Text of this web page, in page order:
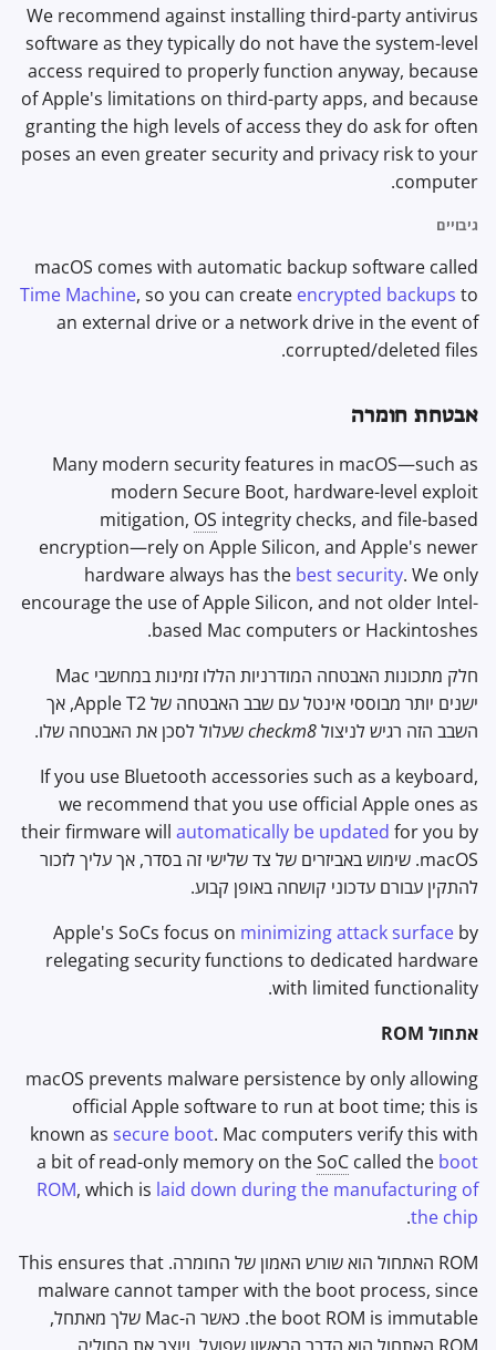
We recommend against installing third-party antivirus
software as they typically do not have the system-level
access required to properly function anyway, because
of Apple's limitations on third-party apps, and because
granting the high levels of access they do ask for often
poses an even greater security and privacy risk to your
computer.
גיבויים
macOS comes with automatic backup software called
Time Machine, so you can create encrypted backups to
an external drive or a network drive in the event of
corrupted/deleted files.
אבטחת חומרה
Many modern security features in macOS—such as
modern Secure Boot, hardware-level exploit
mitigation, OS integrity checks, and file-based
encryption—rely on Apple Silicon, and Apple's newer
hardware always has the best security. We only
encourage the use of Apple Silicon, and not older Intel-
based Mac computers or Hackintoshes.
חלק מתכונות האבטחה המודרניות הללו זמינות במחשבי Mac
ישנים יותר מבוססי אינטל עם שבב האבטחה של Apple T2, אך
השבב הזה רגיש לניצולcheckm8שעלול לסכן את האבטחה שלו.
If you use Bluetooth accessories such as a keyboard,
we recommend that you use official Apple ones as
their firmware will automatically be updated for you by
macOS. שימוש באביזרים של צד שלישי זה בסדר, אך עליך לזכור
להתקין עבורם עדכוני קושחה באופן קבוע.
Apple's SoCs focus on minimizing attack surface by
relegating security functions to dedicated hardware
with limited functionality.
אתחול ROM
macOS prevents malware persistence by only allowing
official Apple software to run at boot time; this is
known as secure boot. Mac computers verify this with
a bit of read-only memory on theSoC called the boot
ROM, which is laid down during the manufacturing of
the chip
.
ROM האתחול הוא שורש האמון של החומרה. This ensures that
malware cannot tamper with the boot process, since
the boot ROM is immutable. כאשר ה-Mac שלך מאתחל,